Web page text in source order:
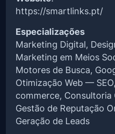
https://smartlinks.pt/
Especializações
Marketing Digital,
Marketing em Meios
Motores de Busca,
Otimização Web —
commerce, Consultoria
Gestão de Reputação
Geração de Leads